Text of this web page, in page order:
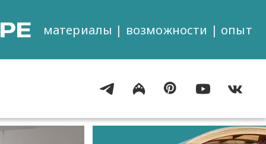
материалы | возможности | опыт